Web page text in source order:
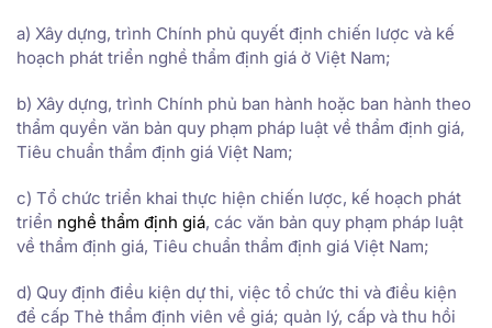
a) Xây dựng, trình Chính phủ quyết định chiến lược và kế
hoạch phát triển nghề thẩm định giá ở Việt Nam;
b) Xây dựng, trình Chính phủ ban hành hoặc ban hành theo
thẩm quyền văn bản quy phạm pháp luật về thẩm định giá,
Tiêu chuẩn thẩm định giá Việt Nam;
c) Tổ chức triển khai thực hiện chiến lược, kế hoạch phát
triển nghề thẩm định giá, các văn bản quy phạm pháp luật
về thẩm định giá, Tiêu chuẩn thẩm định giá Việt Nam;
d) Quy định điều kiện dự thi, việc tổ chức thi và điều kiện
để cấp Thẻ thẩm định viên về giá; quản lý, cấp và thu hồi